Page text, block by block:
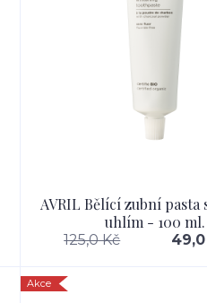
AVRIL Bělící zubní pasta
uhlím - 100 ml.
125,0 Kč
Akce